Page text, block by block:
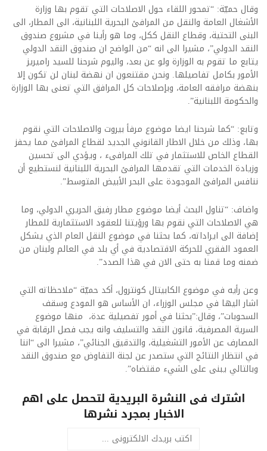
وقال حميّة: “تمحور اللقاء حول الاصلاحات التي تقوم بها وزارة
الأشغال العامة والنقل من المرافئ البحرية اللبنانية، الى المطار، الى
البنى التحتية، وقطاع النقل ككل، وما هو رأينا في مشروع صندوق
النقد الدولي”، مشيرا الى انه “من الواضح ان صندوق النقد الدولي
يتابع ما تقوم به الوزارة ولو عن بعد، واليوم شرحنا للسيد راميريز
الأمور بكامل تفاصيلها. ونحن مقتنعون ان نهضة لبنان لن تكون إلا
بنهضة مرافقه العامة، وبإصلاحات كل المرافق التي تعنى بها الوزارة
والحكومة اللبنانية”.
وتابع: “كما شرحنا ايضا موضوع مرفأ بيروت والاصلاحات التي نقوم
بها، وذلك من خلال الاطار القانوني الجديد لقطاع المرافئ مما يحفز
القطاع الخاص للاستثمار في تلك المرافىء ، ويؤدي الى تحسين
وزيادة الخدمات التي تقدمها المرافئ البحرية اللبنانية لنستطيع أن
ننافس المرافئ الموجودة على البحر الأبيض المتوسط”.
واضاف: “تناول البحث أيضا موضوع مطار رفيق الحريري الدولي، وما
هي الاصلاحات التي نقوم بها ورؤيتنا للعقود الاستثمارية للمطار
إضافة الى ايراداته، كما بحثنا في موضوع النقل العام الذي يشكل
العمود الفقري للحركة الاقتصادية في أي بلد في العالم ولبنان من
ضمنه وما قمنا به حتى الان في هذا الصدد”.
وعن رأيه في موضوع الكابيتال كونترول، أكد حميّة “ملاحظاته التي
اشار اليها في مجلس الوزراء، ان الأساس هو المودع وسقف
السحوبات”، وقال:”بحثنا في أمور تفصيلية عدة، منها موضوع
السرية المصرفية، قانون النقد والتسليف وانه يجب فصل الرقابة في
المصارف عن الأمور التشغيلية، والتدقيق الجنائي”، مشيرا الى “اننا
في انتظار النتائج التي ستصدر عن لجنة التفاوض مع صندوق النقد
وبالتالي يبنى على الشيء مقتضاه”.
اشترك فى النشرة البريدية لتحصل على اهم
الاخبار بمجرد نشرها